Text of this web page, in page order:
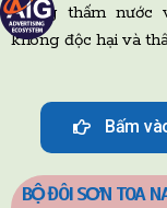
chống thấm nước
không độc hại và
Bấm
BỘ ĐÔI SƠN TOA